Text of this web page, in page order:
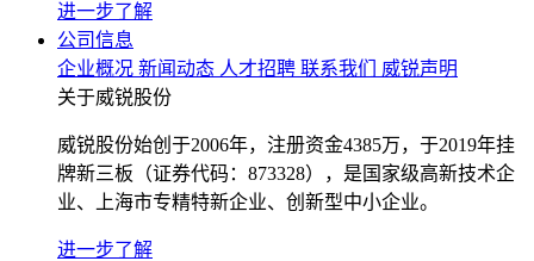
进一步了解
公司信息
企业概况 新闻动态 人才招聘 联系我们
威锐声明
关于威锐股份
威锐股份始创于2006年，注册资金4385万，于2019年挂
牌新三板（证券代码：873328），是国家级高新技术企
业、上海市专精特新企业、创新型中小企业。
进一步了解